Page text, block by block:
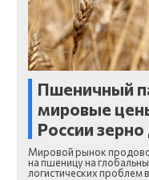
Пшеничный
мировые
России
Мировой рынок
на пшеницу на
логистических